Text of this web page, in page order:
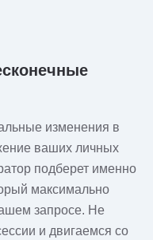
изменения в
ваших личных
подберет именно
максимально
запросе. Не
и двигаемся со